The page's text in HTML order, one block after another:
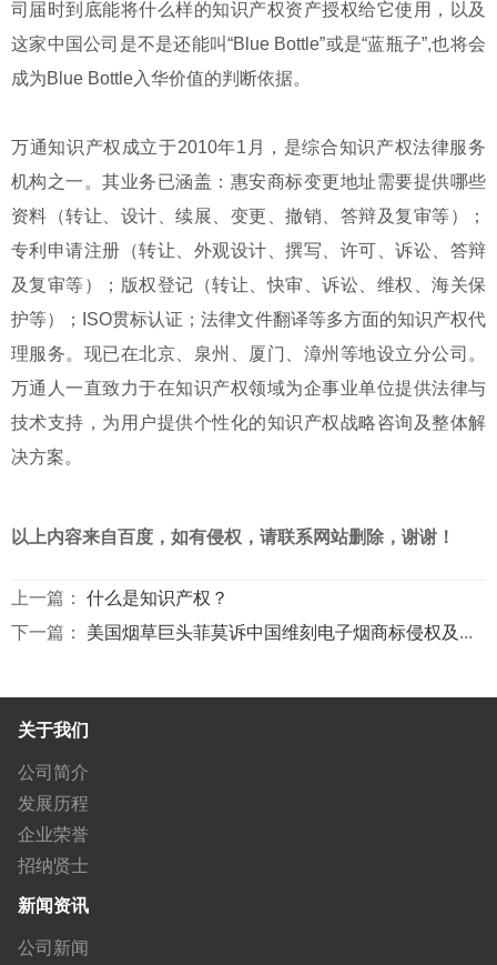
司届时到底能将什么样的知识产权资产授权给它使用，以及
这家中国公司是不是还能叫“Blue Bottle”或是“蓝瓶子”,也将会
成为Blue Bottle入华价值的判断依据。
万通知识产权成立于2010年1月，是综合知识产权法律服务
机构之一。其业务已涵盖：惠安商标变更地址需要提供哪些
资料（转让、设计、续展、变更、撤销、答辩及复审等）；
专利申请注册（转让、外观设计、撰写、许可、诉讼、答辩
及复审等）；版权登记（转让、快审、诉讼、维权、海关保
护等）；ISO贯标认证；法律文件翻译等多方面的知识产权代
理服务。现已在北京、泉州、厦门、漳州等地设立分公司。
万通人一直致力于在知识产权领域为企事业单位提供法律与
技术支持，为用户提供个性化的知识产权战略咨询及整体解
决方案。
以上内容来自百度，如有侵权，请联系网站删除，谢谢！
上一篇： 什么是知识产权？
下一篇： 美国烟草巨头菲莫诉中国维刻电子烟商标侵权及不正当竞争！惠安商标变更地址怎么做
关于我们
公司简介
发展历程
企业荣誉
招纳贤士
新闻资讯
公司新闻